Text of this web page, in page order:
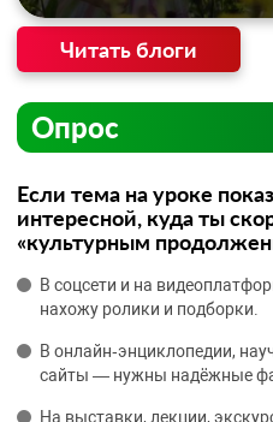
Читать блоги
Опрос
Если тема на уроке
интересной, куда ты
«культурным
В соцсети и на
нахожу ролики и подборки.
В онлайн‑энциклопедии,
сайты — нужны надёжные
На выставки, лекции,